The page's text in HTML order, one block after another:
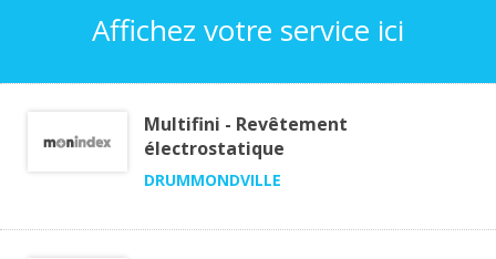
Affichez votre service ici
Multifini - Revêtement
électrostatique
DRUMMONDVILLE